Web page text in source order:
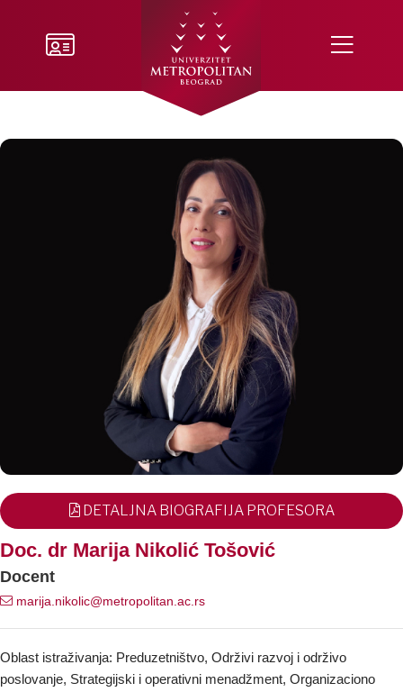
DETALJNA BIOGRAFIJA PROFESORA
Doc. dr Marija Nikolić Tošović
Docent
marija.nikolic@metropolitan.ac.rs
Oblast istraživanja: Preduzetništvo, Održivi razvoj i održivo
poslovanje, Strategijski i operativni menadžment, Organizaciono